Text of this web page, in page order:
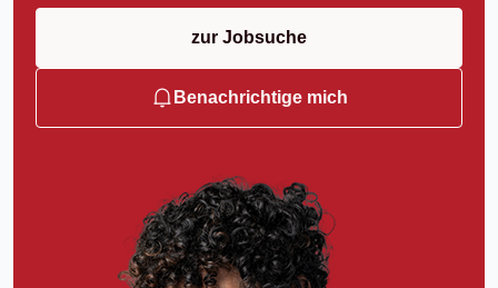
zur Jobsuche
Benachrichtige mich